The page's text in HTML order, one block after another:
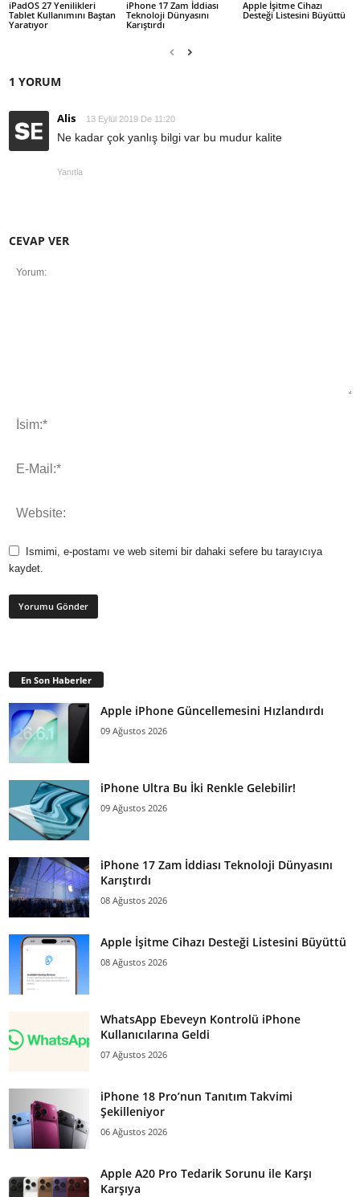
iPadOS 27 Yenilikleri
Tablet Kullanımını Baştan
Yaratıyor
iPhone 17 Zam İddiası
Teknoloji Dünyasını
Karıştırdı
Apple İşitme Cihazı
Desteği Listesini Büyüttü
1 YORUM
Alis 13 Eylül 2019 De 11:20
Ne kadar çok yanlış bilgi var bu mudur kalite
Yanıtla
CEVAP VER
Ismimi, e-postamı ve web sitemi bir dahaki sefere bu tarayıcıya
kaydet.
En Son Haberler
Apple iPhone Güncellemesini Hızlandırdı
09 Ağustos 2026
iPhone Ultra Bu İki Renkle Gelebilir!
09 Ağustos 2026
iPhone 17 Zam İddiası Teknoloji Dünyasını
Karıştırdı
08 Ağustos 2026
Apple İşitme Cihazı Desteği Listesini Büyüttü
08 Ağustos 2026
WhatsApp Ebeveyn Kontrolü iPhone
Kullanıcılarına Geldi
07 Ağustos 2026
iPhone 18 Pro’nun Tanıtım Takvimi
Şekilleniyor
06 Ağustos 2026
Apple A20 Pro Tedarik Sorunu ile Karşı
Karşıya